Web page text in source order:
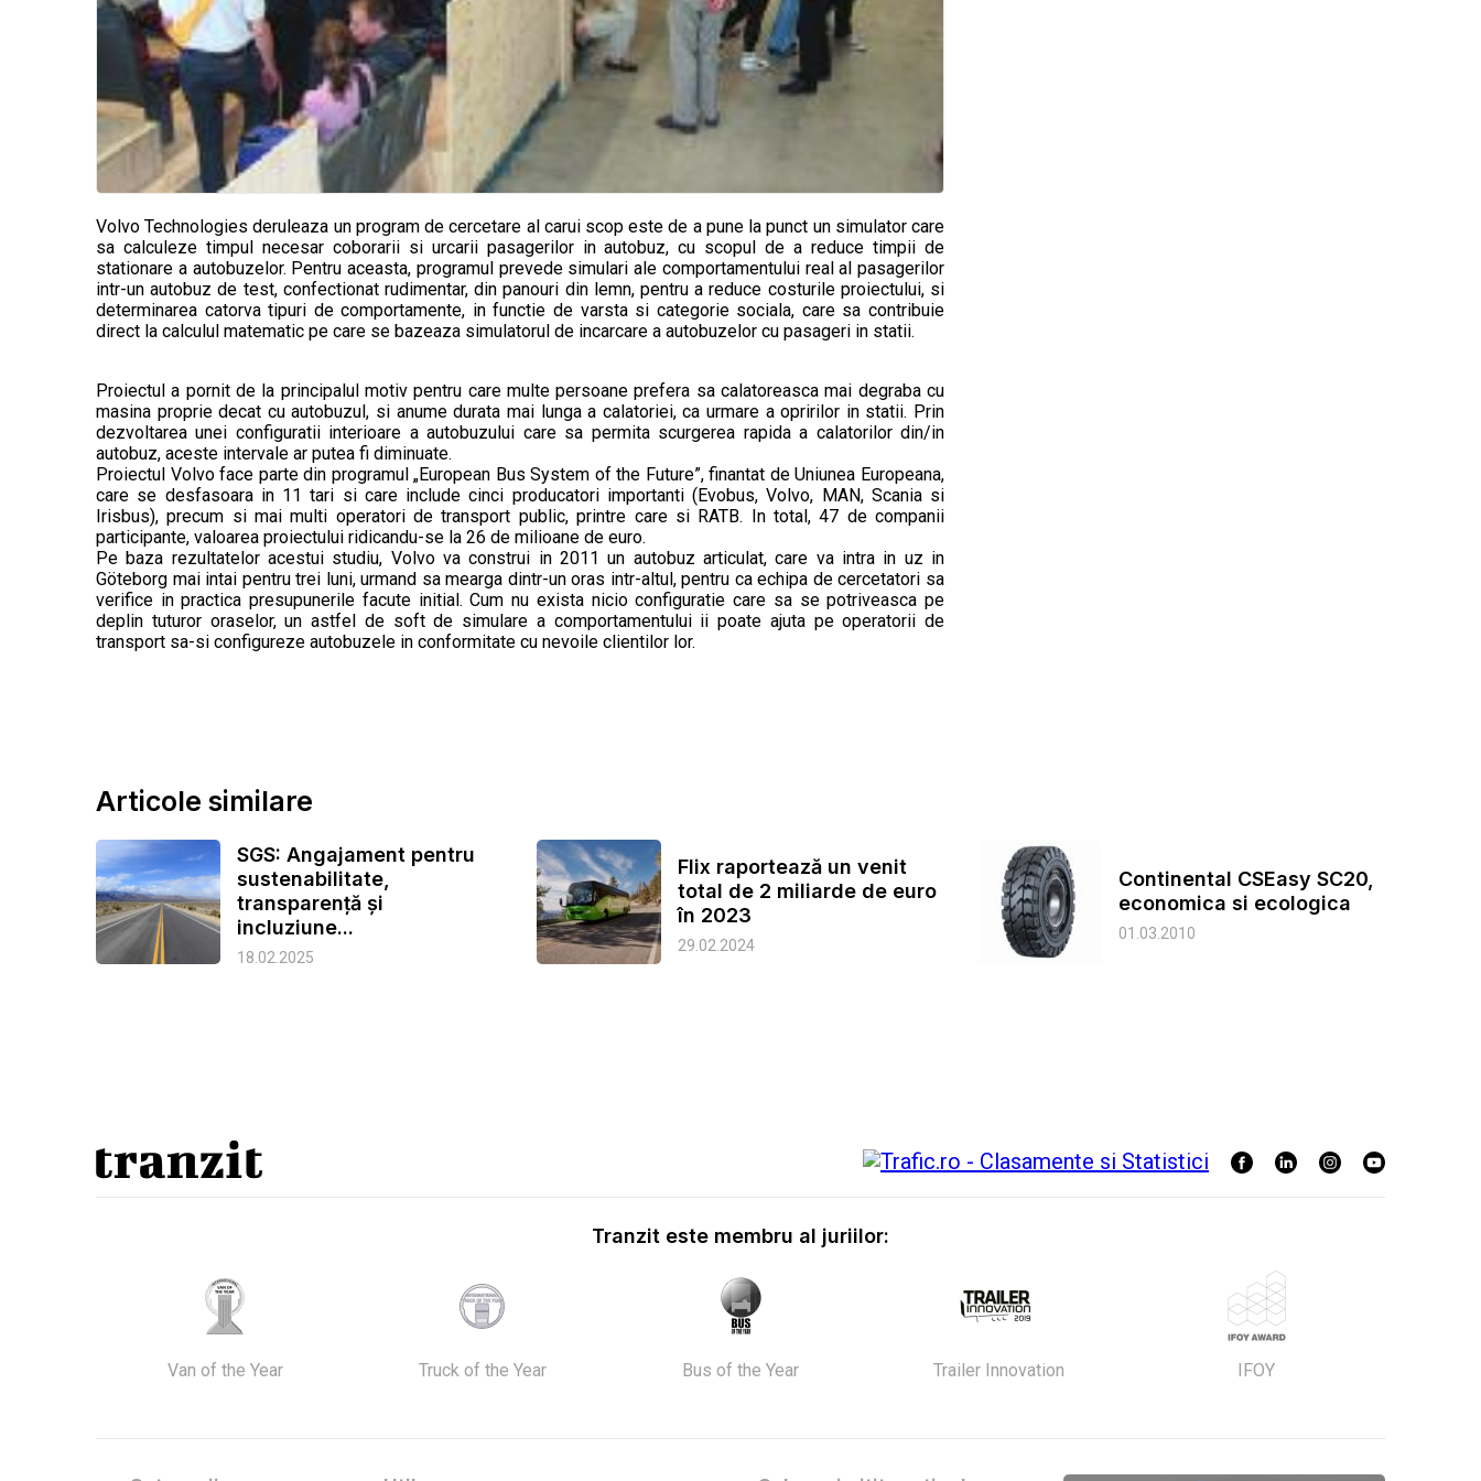
Volvo Technologies deruleaza un program de cercetare al carui scop este de a pune la punct un simulator care
sa calculeze timpul necesar coborarii si urcarii pasagerilor in autobuz, cu scopul de a reduce timpii de
stationare a autobuzelor. Pentru aceasta, programul prevede simulari ale comportamentului real al pasagerilor
intr-un autobuz de test, confectionat rudimentar, din panouri din lemn, pentru a reduce costurile proiectului, si
determinarea catorva tipuri de comportamente, in functie de varsta si categorie sociala, care sa contribuie
direct la calculul matematic pe care se bazeaza simulatorul de incarcare a autobuzelor cu pasageri in statii.
Proiectul a pornit de la principalul motiv pentru care multe persoane prefera sa calatoreasca mai degraba cu
masina proprie decat cu autobuzul, si anume durata mai lunga a calatoriei, ca urmare a opririlor in statii. Prin
dezvoltarea unei configuratii interioare a autobuzului care sa permita scurgerea rapida a calatorilor din/in
autobuz, aceste intervale ar putea fi diminuate.
Proiectul Volvo face parte din programul „European Bus System of the Future”, finantat de Uniunea Europeana,
care se desfasoara in 11 tari si care include cinci producatori importanti (Evobus, Volvo, MAN, Scania si
Irisbus), precum si mai multi operatori de transport public, printre care si RATB. In total, 47 de companii
participante, valoarea proiectului ridicandu-se la 26 de milioane de euro.
Pe baza rezultatelor acestui studiu, Volvo va construi in 2011 un autobuz articulat, care va intra in uz in
Göteborg mai intai pentru trei luni, urmand sa mearga dintr-un oras intr-altul, pentru ca echipa de cercetatori sa
verifice in practica presupunerile facute initial. Cum nu exista nicio configuratie care sa se potriveasca pe
deplin tuturor oraselor, un astfel de soft de simulare a comportamentului ii poate ajuta pe operatorii de
transport sa-si configureze autobuzele in conformitate cu nevoile clientilor lor.
Articole similare
SGS: Angajament pentru
sustenabilitate,
transparență și
incluziune...
18.02.2025
Flix raportează un venit
total de 2 miliarde de euro
în 2023
29.02.2024
Continental CSEasy SC20,
economica si ecologica
01.03.2010
Tranzit este membru al juriilor:
Van of the Year Truck of the Year Bus of the Year Trailer Innovation IFOY